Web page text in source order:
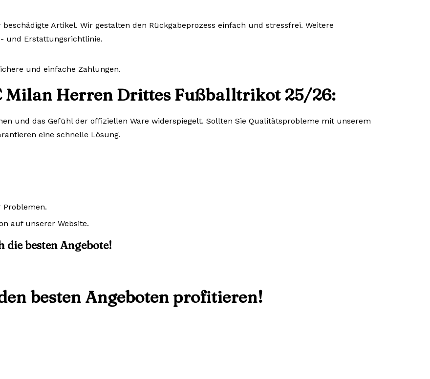
Artikel. Wir gestalten den Rückgabeprozess einfach und stressfrei. Weitere
und Erstattungsrichtlinie.
und einfache Zahlungen.
Milan Herren Drittes Fußballtrikot 25/26:
und das Gefühl der offiziellen Ware widerspiegelt. Sollten Sie Qualitätsprobleme mit unserem
eine schnelle Lösung.
Problemen.
auf unserer Website.
die besten Angebote!
besten Angeboten profitieren!